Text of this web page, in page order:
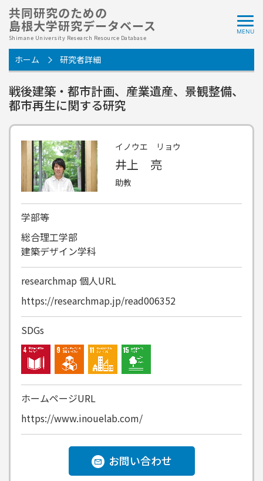
共同研究のための
島根大学研究データベース
Shimane University Research Resource Database
ホーム 研究者詳細
戦後建築・都市計画、産業遺産、景観整備、
都市再生に関する研究
イノウエ リョウ
井上 亮
助教
学部等
総合理工学部
建築デザイン学科
researchmap 個人URL
https://researchmap.jp/read006352
SDGs
ホームページURL
https://www.inouelab.com/
お問い合わせ